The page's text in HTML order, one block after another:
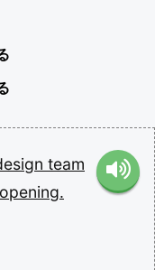
team
opening.